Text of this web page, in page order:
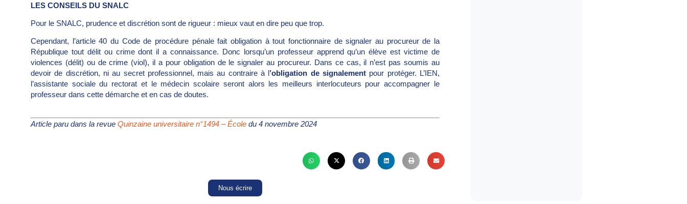
LES CONSEILS DU SNALC
Pour le SNALC, prudence et discrétion sont de rigueur : mieux vaut en dire peu que trop.
Cependant, l’article 40 du Code de procédure pénale fait obligation à tout fonctionnaire de signaler au procureur de la
République tout délit ou crime dont il a connaissance. Donc lorsqu’un professeur apprend qu’un élève est victime de
violences (délit) ou de crime (viol), il a pour obligation de le signaler au procureur. Dans ce cas, il n’est pas soumis au
devoir de discrétion, ni au secret professionnel, mais au contraire à l’obligation de signalement pour protéger. L’IEN,
l’assistante sociale du rectorat et le médecin scolaire seront alors les meilleurs interlocuteurs pour accompagner le
professeur dans cette démarche et en cas de doutes.
Article paru dans la revue Quinzaine universitaire n°1494 – École du 4 novembre 2024
Nous écrire